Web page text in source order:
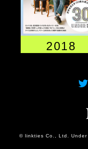
2018
© linkties Co., Ltd.